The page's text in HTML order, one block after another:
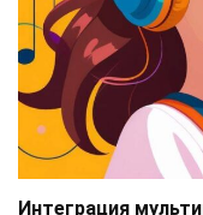
Интеграция